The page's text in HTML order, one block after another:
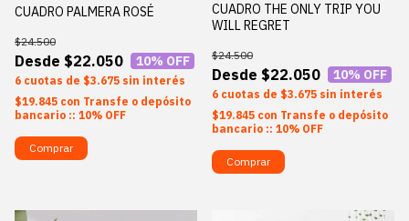
CUADRO PALMERA ROSÉ
$22.050
$24.500
10% OFF
6 $3.675 sin interés
$19.845 con Transfe o depósito
bancario :: 10% OFF
Comprar
CUADRO THE ONLY TRIP YOU
WILL REGRET
$22.050
$24.500
10% OFF
6 $3.675 sin interés
$19.845 con Transfe o depósito
bancario :: 10% OFF
Comprar